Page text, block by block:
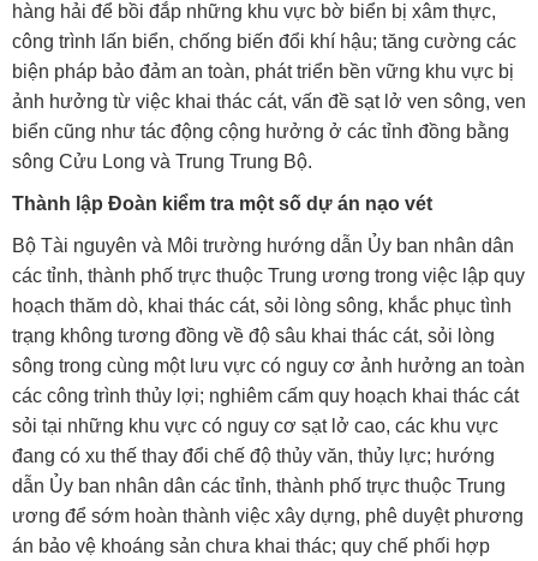
hàng hải để bồi đắp những khu vực bờ biển bị xâm thực,
công trình lấn biển, chống biến đổi khí hậu; tăng cường các
biện pháp bảo đảm an toàn, phát triển bền vững khu vực bị
ảnh hưởng từ việc khai thác cát, vấn đề sạt lở ven sông, ven
biển cũng như tác động cộng hưởng ở các tỉnh đồng bằng
sông Cửu Long và Trung Trung Bộ.
Thành lập Đoàn kiểm tra một số dự án nạo vét
Bộ Tài nguyên và Môi trường hướng dẫn Ủy ban nhân dân
các tỉnh, thành phố trực thuộc Trung ương trong việc lập quy
hoạch thăm dò, khai thác cát, sỏi lòng sông, khắc phục tình
trạng không tương đồng về độ sâu khai thác cát, sỏi lòng
sông trong cùng một lưu vực có nguy cơ ảnh hưởng an toàn
các công trình thủy lợi; nghiêm cấm quy hoạch khai thác cát
sỏi tại những khu vực có nguy cơ sạt lở cao, các khu vực
đang có xu thế thay đổi chế độ thủy văn, thủy lực; hướng
dẫn Ủy ban nhân dân các tỉnh, thành phố trực thuộc Trung
ương để sớm hoàn thành việc xây dựng, phê duyệt phương
án bảo vệ khoáng sản chưa khai thác; quy chế phối hợp